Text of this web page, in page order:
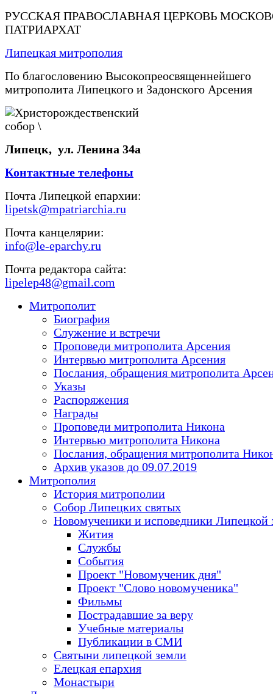
РУССКАЯ ПРАВОСЛАВНАЯ ЦЕРКОВЬ
ПАТРИАРХАТ
Липецкая митрополия
По благословению Высокопреосвященнейшего
митрополита Липецкого и Задонского Арсения
Липецк, ул. Ленина 34а
Контактные телефоны
Почта Липецкой епархии:
lipetsk@mpatriarchia.ru
Почта канцелярии:
info@le-eparchy.ru
Почта редактора сайта:
lipelep48@gmail.com
Митрополит
Биография
Служение и встречи
Проповеди митрополита Арсения
Интервью митрополита Арсения
Послания, обращения митрополита
Указы
Распоряжения
Награды
Проповеди митрополита Никона
Интервью митрополита Никона
Послания, обращения митрополита
Архив указов до 09.07.2019
Митрополия
История митрополии
Собор Липецких святых
Новомученики и исповедники Липецкой
Жития
Службы
События
Проект "Новомученик дня"
Проект "Слово новомученика"
Фильмы
Пострадавшие за веру
Учебные материалы
Публикации в СМИ
Святыни липецкой земли
Елецкая епархия
Монастыри